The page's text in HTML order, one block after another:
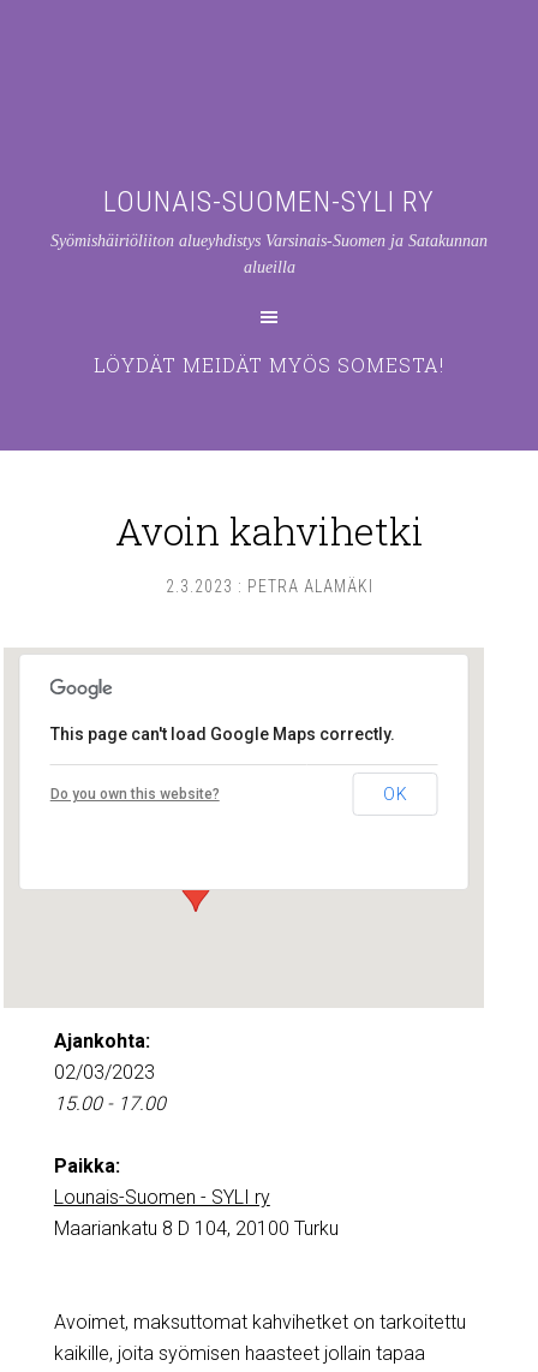
LOUNAIS-SUOMEN-SYLI RY
Syömishäiriöliiton alueyhdistys Varsinais-Suomen ja Satakunnan
alueilla
LÖYDÄT MEIDÄT MYÖS SOMESTA!
Avoin kahvihetki
2.3.2023 : PETRA ALAMÄKI
Lounais-Suomen – SYLI ry
Maariankatu 8 D 104 - Turku
This page can't load Google Maps correctly.
Do you own this website? OK
Ajankohta:
02/03/2023
15.00 - 17.00
Paikka:
Lounais-Suomen - SYLI ry
Maariankatu 8 D 104, 20100 Turku
Avoimet, maksuttomat kahvihetket on tarkoitettu
kaikille, joita syömisen haasteet jollain tapaa